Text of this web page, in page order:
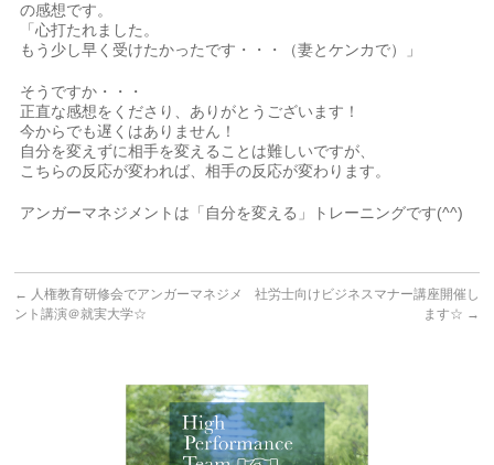
の感想です。
「心打たれました。
もう少し早く受けたかったです・・・（妻とケンカで）」
そうですか・・・
正直な感想をくださり、ありがとうございます！
今からでも遅くはありません！
自分を変えずに相手を変えることは難しいですが、
こちらの反応が変われば、相手の反応が変わります。
アンガーマネジメントは「自分を変える」トレーニングです(^^)
← 人権教育研修会でアンガーマネジメ
ント講演＠就実大学☆
社労士向けビジネスマナー講座開催し
ます☆ →